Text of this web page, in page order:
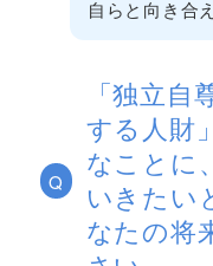
自らと向き合
Q
「独立
する人財
なことに
いきたい
なたの将